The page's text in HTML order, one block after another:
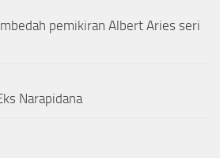
pemikiran Albert Aries seri
Narapidana